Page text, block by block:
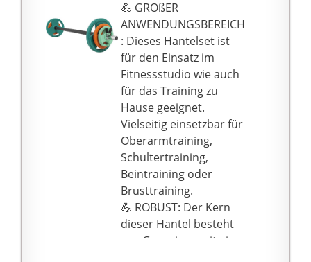
Sie dieses
Langhantelset Ihrem
Trainingplan an
⭐⭐⭐⭐⭐ PRAKTISCH:
Zwei 20 cm lange Griffe
an der Langhantel
haben eine rutschfeste
Oberfläche, die dafür
sorgt, dass Ihre Hände
nicht von der Stange
abrutschen
⭐⭐⭐⭐⭐
BENUTZERFREUNDLICH:
Die Gewichtsscheiben
sind mit Zement gefüllt
💪 GROßER
ANWENDUNGSBEREICH
: Dieses Hantelset ist
für den Einsatz im
Fitnessstudio wie auch
für das Training zu
Hause geeignet.
Vielseitig einsetzbar für
Oberarmtraining,
Schultertraining,
Beintraining oder
Brusttraining.
💪 ROBUST: Der Kern
dieser Hantel besteht
aus Gusseisen mit einer